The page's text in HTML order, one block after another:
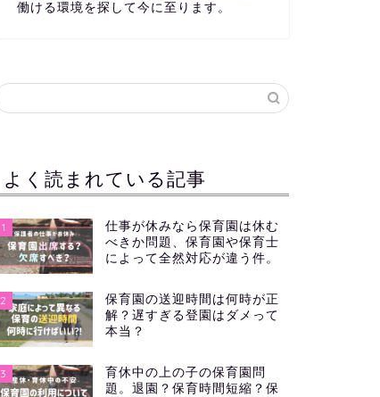
働ける環境を探して今に至ります。
よく読まれている記事
1
仕事が休みなら保育園は休む
べきか問題、保育園や保育士
によって全然対応が違う件。
2
保育園の送迎時間は何時が正
解？遅すぎる登園はダメって
本当？
3
育休中の上の子の保育園問
題。退園？保育時間短縮？保